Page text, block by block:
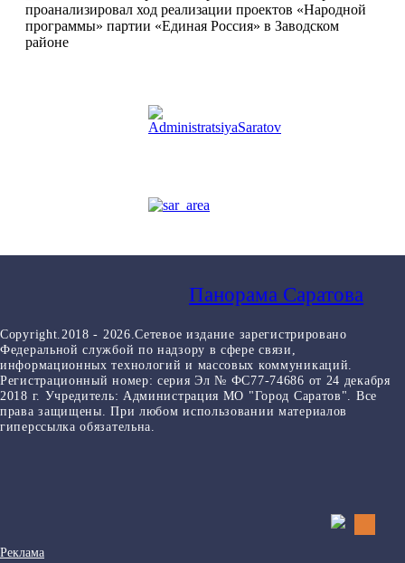
Панорама Саратова
Copyright.2018 - 2026.Сетевое издание зарегистрировано
Федеральной службой по надзору в сфере связи,
информационных технологий и массовых коммуникаций.
Регистрационный номер: серия Эл № ФС77-74686 от 24 декабря
2018 г. Учредитель: Администрация МО "Город Саратов". Все
права защищены. При любом использовании материалов
гиперссылка обязательна.
Реклама